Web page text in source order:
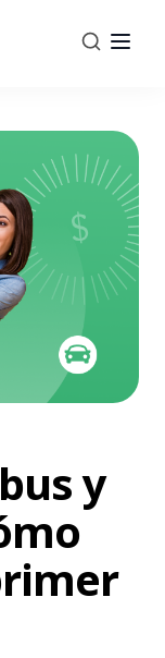
y